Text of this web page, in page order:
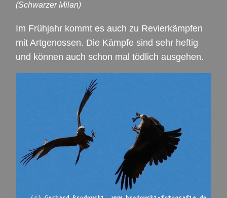
(Schwarzer Milan)
Im Frühjahr kommt es auch zu Revierkämpfen
mit Artgenossen. Die Kämpfe sind sehr heftig
und können auch schon mal tödlich ausgehen.